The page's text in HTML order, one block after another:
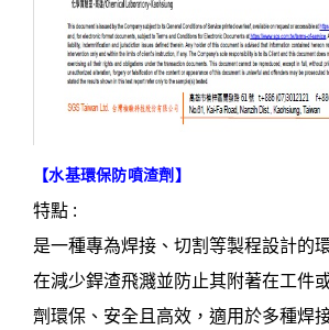
【水基環保防噴渣劑】
特點 :
是一種專為焊接、切割等製程設計的
在減少銲渣飛濺並防止其附著在工件
劑環保、安全且高效，適用於多種焊